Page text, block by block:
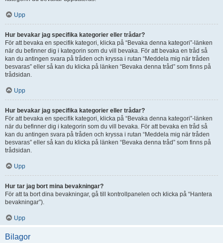
Upp
Hur bevakar jag specifika kategorier eller trådar?
För att bevaka en specifik kategori, klicka på “Bevaka denna kategori”-länken
när du befinner dig i kategorin som du vill bevaka. För att bevaka en tråd så
kan du antingen svara på tråden och kryssa i rutan “Meddela mig när tråden
besvaras” eller så kan du klicka på länken “Bevaka denna tråd” som finns på
trådsidan.
Upp
Hur bevakar jag specifika kategorier eller trådar?
För att bevaka en specifik kategori, klicka på “Bevaka denna kategori”-länken
när du befinner dig i kategorin som du vill bevaka. För att bevaka en tråd så
kan du antingen svara på tråden och kryssa i rutan “Meddela mig när tråden
besvaras” eller så kan du klicka på länken “Bevaka denna tråd” som finns på
trådsidan.
Upp
Hur tar jag bort mina bevakningar?
För att ta bort dina bevakningar, gå till kontrollpanelen och klicka på “Hantera
bevakningar”).
Upp
Bilagor